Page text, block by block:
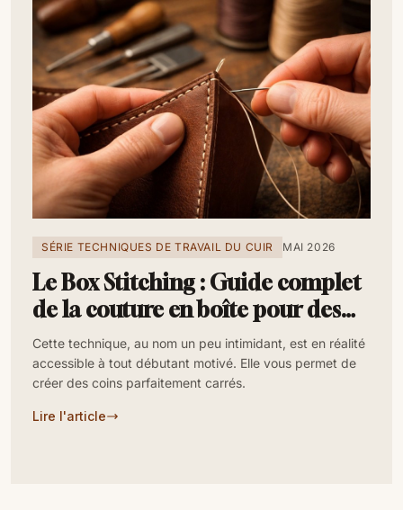
SÉRIE TECHNIQUES DE TRAVAIL DU CUIR MAI 2026
Le Box Stitching : Guide complet
de la couture en boîte pour des
coins carrés
Cette technique, au nom un peu intimidant, est en réalité
accessible à tout débutant motivé. Elle vous permet de
créer des coins parfaitement carrés.
Lire l'article